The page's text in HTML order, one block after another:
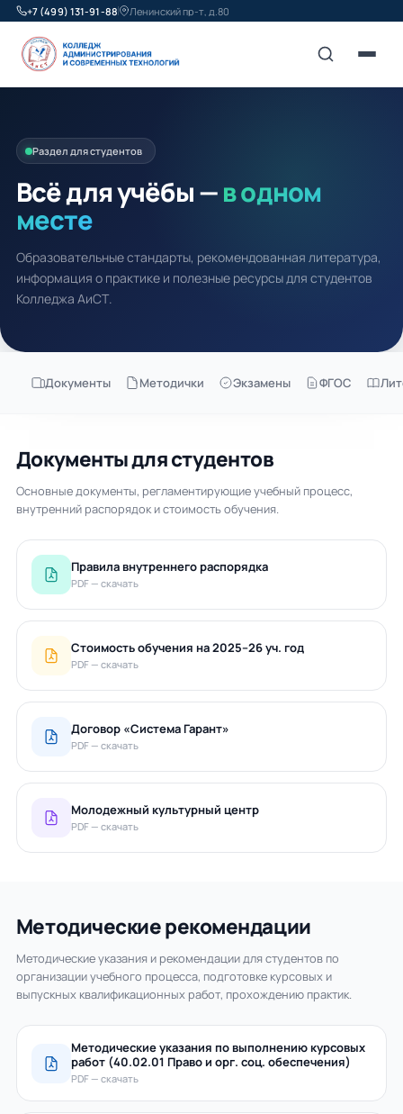
+7 (499) 131-91-88 Ленинский пр-т, д.80
Раздел для студентов
Всё для учёбы —в одном
месте
Образовательные стандарты, рекомендованная литература,
информация о практике и полезные ресурсы для студентов
Колледжа АиСТ.
Документы Методички Экзамены ФГОС
Документы для студентов
Основные документы, регламентирующие учебный процесс,
внутренний распорядок и стоимость обучения.
Правила внутреннего распорядка
PDF — скачать
Стоимость обучения на 2025–26 уч. год
PDF — скачать
Договор «Система Гарант»
PDF — скачать
Молодежный культурный центр
PDF — скачать
Методические рекомендации
Методические указания и рекомендации для студентов по
организации учебного процесса, подготовке курсовых и
выпускных квалификационных работ, прохождению практик.
Методические указания по выполнению курсовых
работ (40.02.01 Право и орг. соц. обеспечения)
PDF — скачать